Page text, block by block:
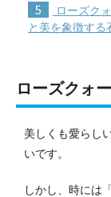
5
ローズク
と美を象徴する
ローズクォ
美しくも愛らし
いです。
しかし、時には